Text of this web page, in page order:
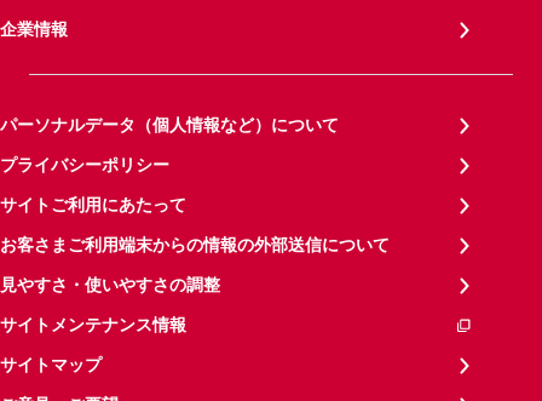
企業情報
パーソナルデータ（個人情報など）について
プライバシーポリシー
サイトご利用にあたって
お客さまご利用端末からの情報の外部送信について
見やすさ・使いやすさの調整
サイトメンテナンス情報
サイトマップ